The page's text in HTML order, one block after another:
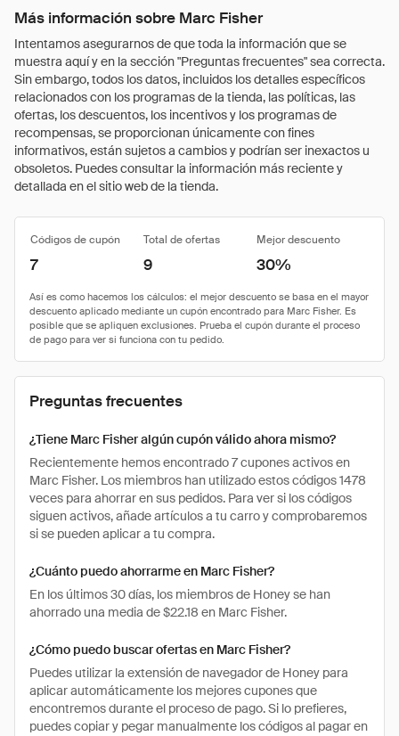
Más información sobre Marc Fisher
Intentamos asegurarnos de que toda la información que se
muestra aquí y en la sección "Preguntas frecuentes" sea correcta.
Sin embargo, todos los datos, incluidos los detalles específicos
relacionados con los programas de la tienda, las políticas, las
ofertas, los descuentos, los incentivos y los programas de
recompensas, se proporcionan únicamente con fines
informativos, están sujetos a cambios y podrían ser inexactos u
obsoletos. Puedes consultar la información más reciente y
detallada en el sitio web de la tienda.
Códigos de cupón Total de ofertas Mejor descuento
7 9 30%
Preguntas frecuentes
¿Tiene Marc Fisher algún cupón válido ahora mismo?
Recientemente hemos encontrado 7 cupones activos en
Marc Fisher. Los miembros han utilizado estos códigos 1478
veces para ahorrar en sus pedidos. Para ver si los códigos
siguen activos, añade artículos a tu carro y comprobaremos
si se pueden aplicar a tu compra.
¿Cuánto puedo ahorrarme en Marc Fisher?
En los últimos 30 días, los miembros de Honey se han
ahorrado una media de $22.18 en Marc Fisher.
¿Cómo puedo buscar ofertas en Marc Fisher?
Puedes utilizar la extensión de navegador de Honey para
aplicar automáticamente los mejores cupones que
encontremos durante el proceso de pago. Si lo prefieres,
puedes copiar y pegar manualmente los códigos al pagar en